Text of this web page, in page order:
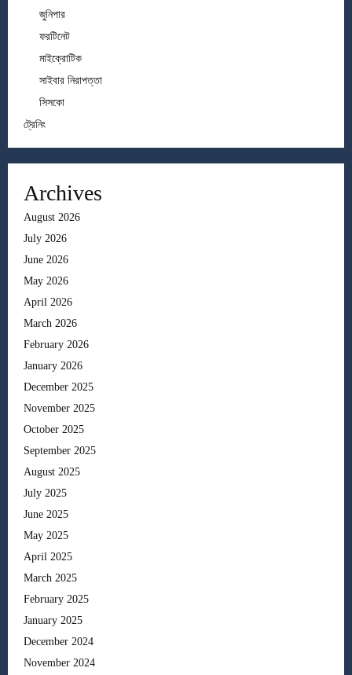
জুনিপার
ফরটিনেট
মাইক্রোটিক
সাইবার নিরাপত্তা
সিসকো
ট্রেনিং
Archives
August 2026
July 2026
June 2026
May 2026
April 2026
March 2026
February 2026
January 2026
December 2025
November 2025
October 2025
September 2025
August 2025
July 2025
June 2025
May 2025
April 2025
March 2025
February 2025
January 2025
December 2024
November 2024